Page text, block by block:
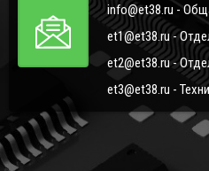
info@et38.ru -
et1@et38.ru -
et2@et38.ru -
et3@et38.ru -